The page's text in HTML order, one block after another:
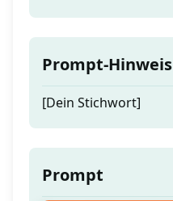
Prompt-Hinweis
[Dein Stichwort]
Prompt